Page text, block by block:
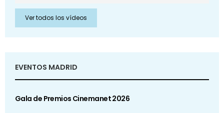
Ver todos los vídeos
EVENTOS MADRID
Gala de Premios Cinemanet 2026